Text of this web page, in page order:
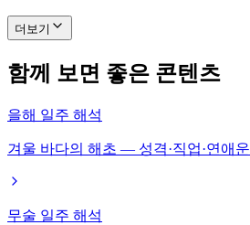
더보기
함께 보면 좋은 콘텐츠
을해 일주 해석
겨울 바다의 해초 — 성격·직업·연애운
무술 일주 해석